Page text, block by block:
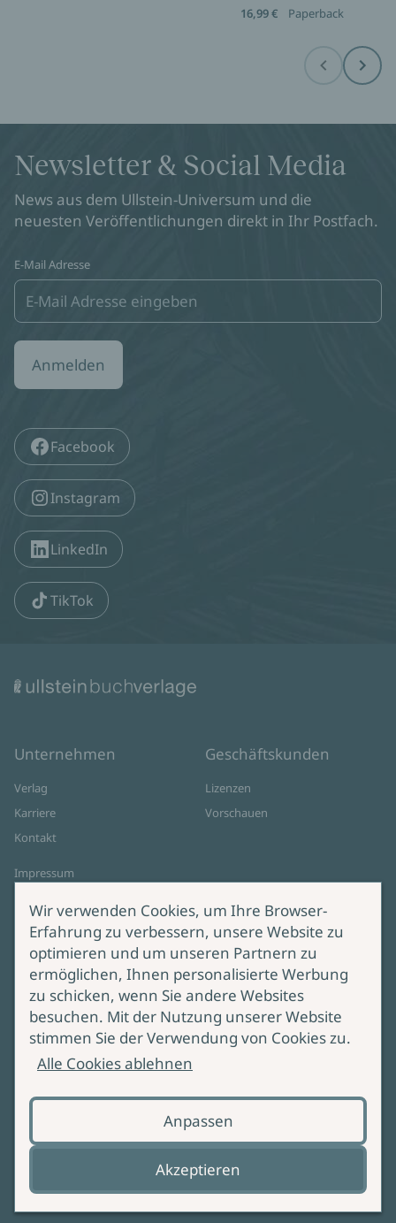
16,99 €
Paperback
Before Next
Newsletter & Social Media
News aus dem Ullstein-Universum und die
neuesten Veröffentlichungen direkt in Ihr Postfach.
E-Mail Adresse
Anmelden
Facebook
Instagram
LinkedIn
TikTok
Unternehmen
Verlag
Karriere
Kontakt
Impressum
Cookie-Einstellungen
AGB Online Shop
Geschäftskunden
Lizenzen
Vorschauen
Service
Lieferung & Versand
Produktsicherheit
Bei Fragen zur Produktsicherheit
wenden Sie sich bitte an
Wir verwenden Cookies, um Ihre Browser-
Erfahrung zu verbessern, unsere Website zu
optimieren und um unseren Partnern zu
ermöglichen, Ihnen personalisierte Werbung
zu schicken, wenn Sie andere Websites
besuchen. Mit der Nutzung unserer Website
stimmen Sie der Verwendung von Cookies zu.
Alle Cookies ablehnen
Anpassen
Akzeptieren